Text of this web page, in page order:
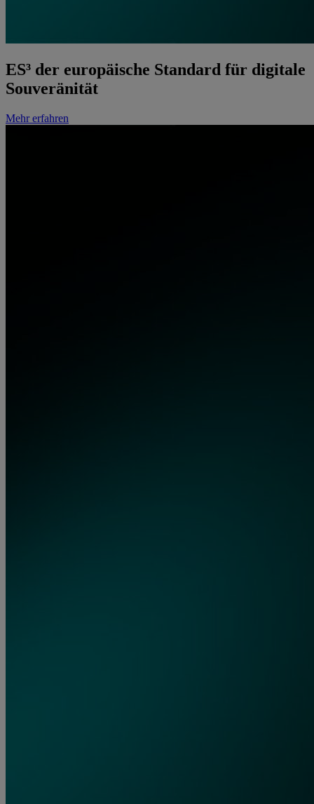
ES³ der europäische Standard für digitale
Souveränität
Mehr erfahren